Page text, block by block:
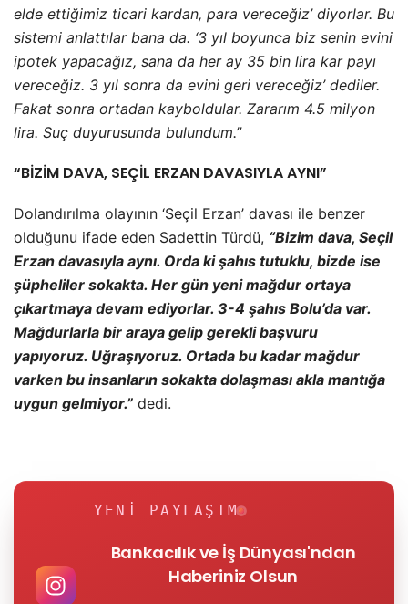
elde ettiğimiz ticari kardan, para vereceğiz’ diyorlar. Bu
sistemi anlattılar bana da. ‘3 yıl boyunca biz senin evini
ipotek yapacağız, sana da her ay 35 bin lira kar payı
vereceğiz. 3 yıl sonra da evini geri vereceğiz’ dediler.
Fakat sonra ortadan kayboldular. Zararım 4.5 milyon
lira. Suç duyurusunda bulundum.”
“BİZİM DAVA, SEÇİL ERZAN DAVASIYLA AYNI”
Dolandırılma olayının ‘Seçil Erzan’ davası ile benzer
olduğunu ifade eden Sadettin Türdü, “Bizim dava, Seçil
Erzan davasıyla aynı. Orda ki şahıs tutuklu, bizde ise
şüpheliler sokakta. Her gün yeni mağdur ortaya
çıkartmaya devam ediyorlar. 3-4 şahıs Bolu’da var.
Mağdurlarla bir araya gelip gerekli başvuru
yapıyoruz. Uğraşıyoruz. Ortada bu kadar mağdur
varken bu insanların sokakta dolaşması akla mantığa
uygun gelmiyor.” dedi.
YENI PAYLAŞIM
Bankacılık ve İş Dünyası'ndan
Haberiniz Olsun